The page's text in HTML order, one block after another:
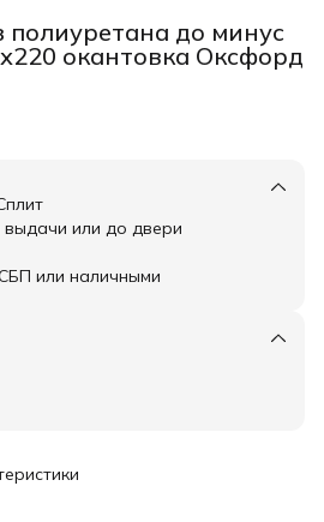
полиуретана до минус
окантовка Оксфорд
или до двери
или наличными